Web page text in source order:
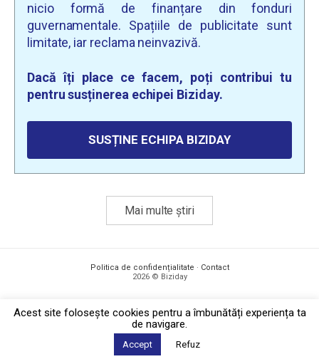
nicio formă de finanțare din fonduri
guvernamentale. Spațiile de publicitate sunt
limitate, iar reclama neinvazivă.
Dacă îți place ce facem, poți contribui tu
pentru susținerea echipei Biziday.
SUSȚINE ECHIPA BIZIDAY
Mai multe știri
Politica de confidențialitate · Contact
2026 © Biziday
Acest site foloseşte cookies pentru a îmbunătăți experiența ta
de navigare.
Accept Refuz